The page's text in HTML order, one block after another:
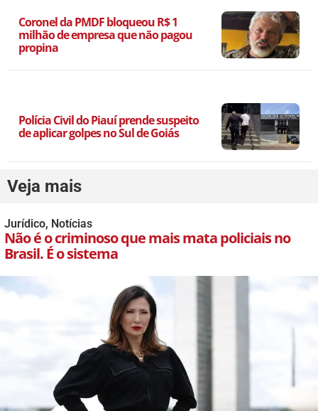
Coronel da PMDF bloqueou R$ 1
milhão de empresa que não pagou
propina
Polícia Civil do Piauí prende suspeito
de aplicar golpes no Sul de Goiás
Veja mais
Jurídico, Notícias
Não é o criminoso que mais mata policiais no
Brasil. É o sistema